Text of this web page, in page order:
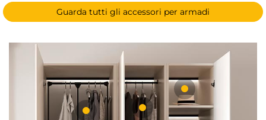
Guarda tutti gli accessori per armadi